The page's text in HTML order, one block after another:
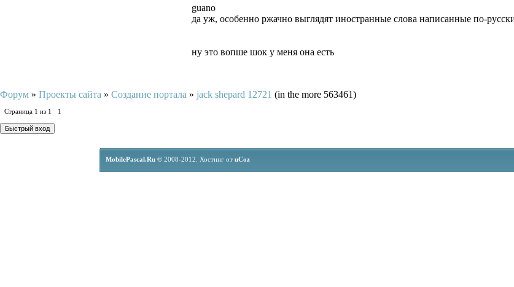
guano
да уж, особенно ржачно выглядят иностранные слова написанные по-
ну это вопше шок у меня она есть
Форум » Проекты сайта » Создание портала » jack shepard 12721 (in the more 563461)
Страница 1 из 1 1
MobilePascal.Ru © 2008-2012. Хостинг от uCoz